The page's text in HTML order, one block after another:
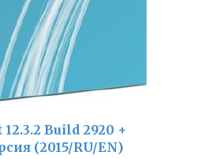
Build 2920 +
(2015/RU/EN)